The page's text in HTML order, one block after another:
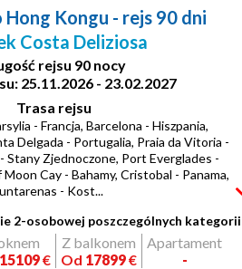
Hong Kongu - rejs 90 dni
Costa Deliziosa
rejsu 90 nocy
25.11.2026 - 23.02.2027
Trasa rejsu
- Francja, Barcelona - Hiszpania,
Delgada - Portugalia, Praia da Vitoria -
Stany Zjednoczone, Port Everglades -
Cay - Bahamy, Cristobal - Panama,
- Kost...
2-osobowej poszczególnych kategorii
15109€
Z balkonem
Od 17899€
Apartament
-